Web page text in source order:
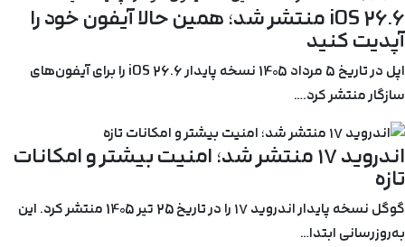
iOS 26.6 منتشر شد؛ همین حالا آیفون خود را
آپدیت کنید
اپل در تاریخ 5 مرداد 1405 نسخه پایدار iOS 26.6 را برای آیفون‌های
سازگار منتشر کرد.…
اندروید ۱۷ منتشر شد؛ امنیت بیشتر و امکانات
تازه
گوگل نسخه پایدار اندروید ۱۷ را در تاریخ 25 تیر 1405 منتشر کرد. این
به‌روزرسانی ابتدا…